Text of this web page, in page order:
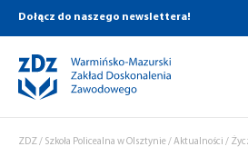
Dołącz do naszego newslettera!
ZDZ/ Szkoła Policealna w Olsztynie/ Aktualności /